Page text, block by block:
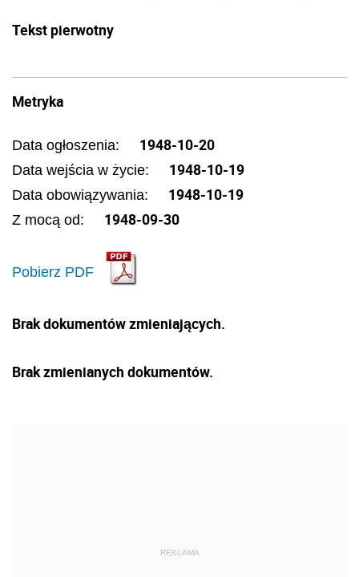
Tekst pierwotny
Metryka
Data ogłoszenia: 1948-10-20
Data wejścia w życie: 1948-10-19
Data obowiązywania: 1948-10-19
Z mocą od: 1948-09-30
Pobierz PDF
Brak dokumentów zmieniających.
Brak zmienianych dokumentów.